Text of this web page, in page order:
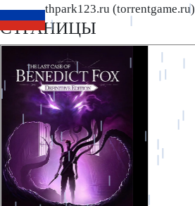
www.southpark123.ru (torrentgame.ru)
◤
СТРАНИЦЫ